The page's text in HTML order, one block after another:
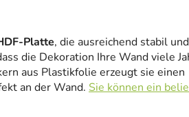
Platte, die ausreichend stabil und
die Dekoration Ihre Wand viele
aus Plastikfolie erzeugt sie einen
an der Wand. Sie können ein